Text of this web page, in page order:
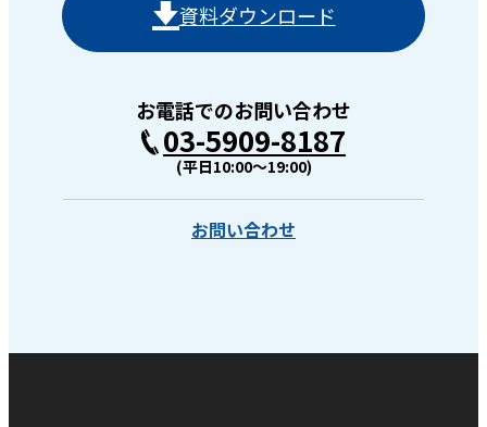
資料ダウンロード
お電話でのお問い合わせ
03-5909-8187
(平日10:00〜19:00)
お問い合わせ